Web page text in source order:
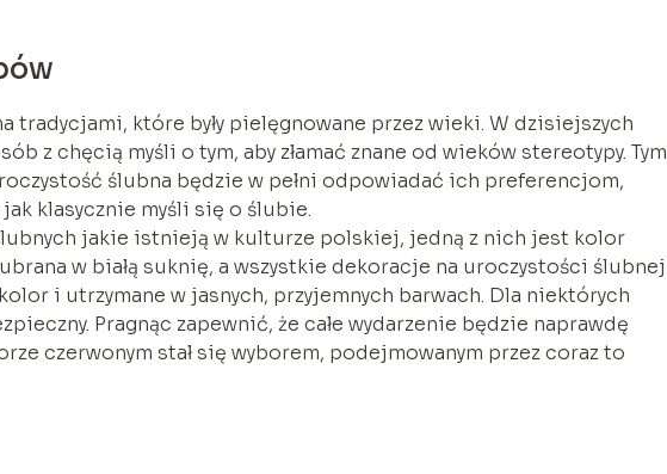
tradycjami, które były pielęgnowane przez wieki. W dzisiejszych
z chęcią myśli o tym, aby złamać znane od wieków stereotypy. Tym
ślubna będzie w pełni odpowiadać ich preferencjom,
klasycznie myśli się o ślubie.
jakie istnieją w kulturze polskiej, jedną z nich jest kolor
ubrana w białą suknię, a wszystkie dekoracje na uroczystości ślubnej
i utrzymane w jasnych, przyjemnych barwach. Dla niektórych
Pragnąc zapewnić, że całe wydarzenie będzie naprawdę
czerwonym stał się wyborem, podejmowanym przez coraz to